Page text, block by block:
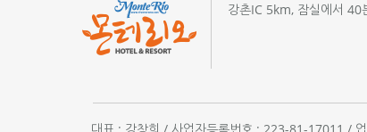
강촌IC 5km, 잠실에서 40